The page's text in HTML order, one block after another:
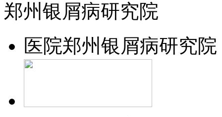
郑州银屑病研究院
医院郑州银屑病研究院